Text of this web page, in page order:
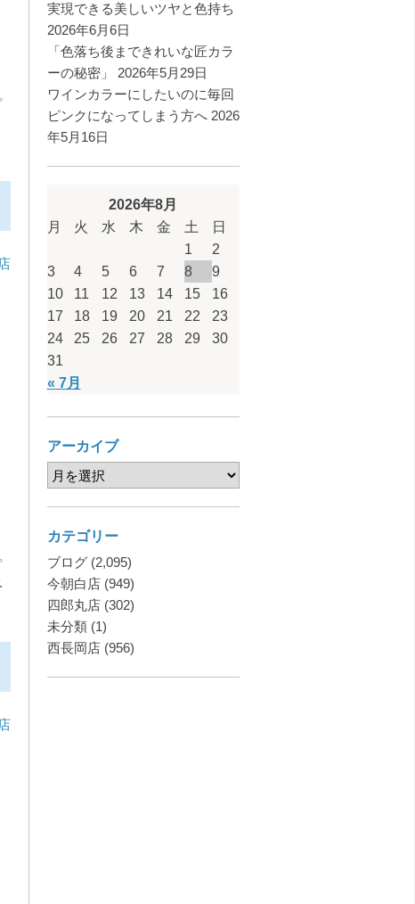
実現できる美しいツヤと色持ち
2026年6月6日
「色落ち後まできれいな匠カラ
ーの秘密」
2026年5月29日
ワインカラーにしたいのに毎回
ピンクになってしまう方へ 2026
年5月16日
2026年8月
月
火 水 木 金 土 日
« 7月
1
2
3
4 5 6 7 8
9
10
11 12 13 14 15
16
17
18 19 20 21 22
23
24
25 26 27 28 29
30
31
アーカイブ
カテゴリー
ブログ(2,095)
今朝白店(949)
四郎丸店(302)
未分類(1)
西長岡店(956)